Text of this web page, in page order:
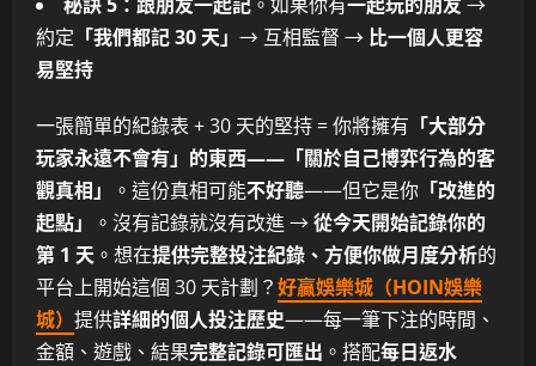
約定 「我們都記 30 天」 → 互相監督 → 比一個人更容
易堅持
一張簡單的紀錄表 + 30 天的堅持 = 你將擁有 「大部分
玩家永遠不會有」的東西——「關於自己博弈行為的客
觀真相」
。這份真相可能不好聽——但它是你 「改進的
起點」
。沒有記錄就沒有改進 →從今天開始記錄你的
第 1 天 。想在提供完整投注紀錄、方便你做月度分析的
平台上開始這個 30 天計劃？好贏娛樂城（HOIN娛樂
城） 提供詳細的個人投注歷史——每一筆下注的時間、
金額、遊戲、結果完整記錄可匯出 。搭配每日返水